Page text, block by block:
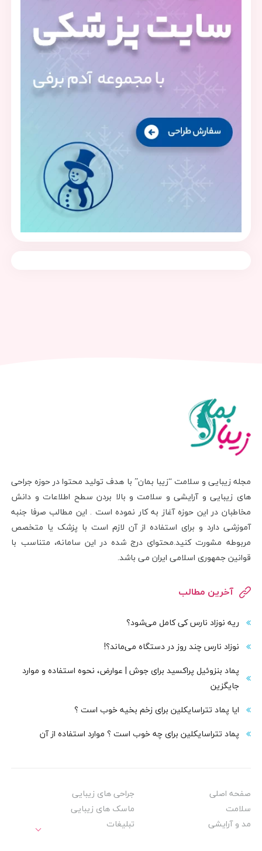
مجله زیبایی و سلامت “زیبا بمان” با هدف تولید محتوا در حوزه جراحی
های زیبایی و آرایشی و سلامت و بالا بردن سطح اطلاعات و دانش
مخاطبان در این حوزه آغاز به کار نموده است . این مطالب صرفا جنبه
آموزشی دارد و برای استفاده از آن لازم است با پزشک یا متخصص
مربوطه مشورت کنید.محتوای درج شده در این سامانه، متناسب با
قوانین جمهوری اسلامی ایران می باشد.
آخرین مطالب
ریه نوزاد نارس کی کامل می‌شود؟
نوزاد نارس چند روز در دستگاه می‌ماند؟!
پماد بنزوئیل پراکسید برای جوش | عوارض، نحوه استفاده و موارد
جایگزین
ایا پماد تتراسایکلین برای زخم بخیه خوب است ؟
پماد تتراسایکلین برای چه خوب است ؟ موارد استفاده از آن
صفحه اصلی
جراحی های زیبایی
سلامت
ماسک های زیبایی
مد و آرایشی
تبلیغات